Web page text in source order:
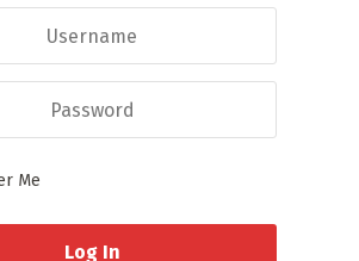
Me